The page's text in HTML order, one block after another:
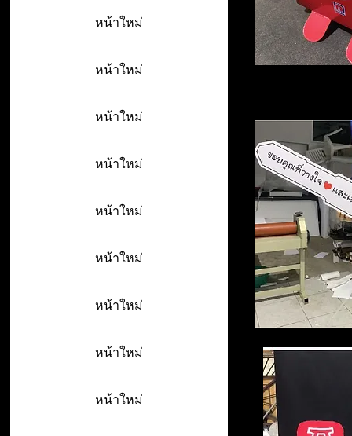
หน้าใหม่
หน้าใหม่
หน้าใหม่
หน้าใหม่
หน้าใหม่
หน้าใหม่
หน้าใหม่
หน้าใหม่
หน้าใหม่